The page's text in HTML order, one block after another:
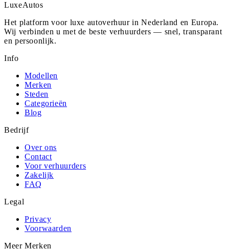
LuxeAutos
Het platform voor luxe autoverhuur in Nederland en Europa.
Wij verbinden u met de beste verhuurders — snel, transparant
en persoonlijk.
Info
Modellen
Merken
Steden
Categorieën
Blog
Bedrijf
Over ons
Contact
Voor verhuurders
Zakelijk
FAQ
Legal
Privacy
Voorwaarden
Meer Merken